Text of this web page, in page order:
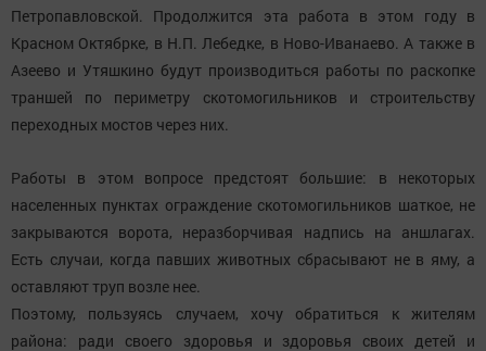
Петропавловской. Продолжится эта работа в этом году в
Красном Октябрке, в Н.П. Лебедке, в Ново-Иванаево. А также в
Азеево и Утяшкино будут производиться работы по раскопке
траншей по периметру скотомогильников и строительству
переходных мостов через них.
Работы в этом вопросе предстоят большие: в некоторых
населенных пунктах ограждение скотомогильников шаткое, не
закрываются ворота, неразборчивая надпись на аншлагах.
Есть случаи, когда павших животных сбрасывают не в яму, а
оставляют труп возле нее.
Поэтому, пользуясь случаем, хочу обратиться к жителям
района: ради своего здоровья и здоровья своих детей и